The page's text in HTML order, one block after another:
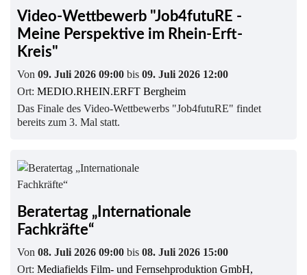
Video-Wettbewerb "Job4futuRE -
Meine Perspektive im Rhein-Erft-
Kreis"
Von 09. Juli 2026 09:00 bis 09. Juli 2026 12:00
Ort: MEDIO.RHEIN.ERFT Bergheim
Das Finale des Video-Wettbewerbs "Job4futuRE" findet
bereits zum 3. Mal statt.
Beratertag „Internationale
Fachkräfte“
Von 08. Juli 2026 09:00 bis 08. Juli 2026 15:00
Ort: Mediafields Film- und Fernsehproduktion GmbH,